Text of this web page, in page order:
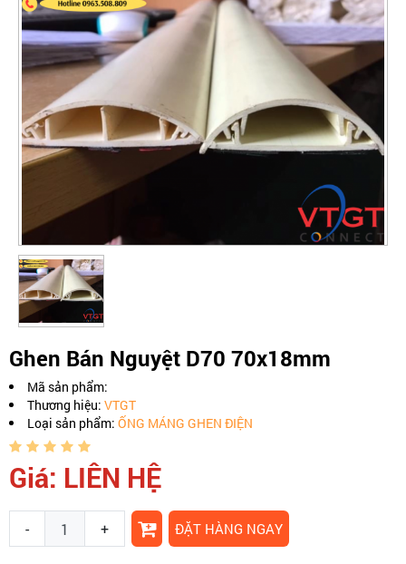
Ghen Bán Nguyệt D70 70x18mm
Mã sản phẩm:
Thương hiệu: VTGT
Loại sản phẩm: ỐNG MÁNG GHEN ĐIỆN
Giá: LIÊN HỆ
- + ĐẶT HÀNG NGAY